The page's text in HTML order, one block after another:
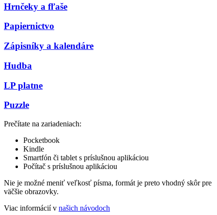
Hrnčeky a fľaše
Papiernictvo
Zápisníky a kalendáre
Hudba
LP platne
Puzzle
Prečítate na zariadeniach:
Pocketbook
Kindle
Smartfón či tablet s príslušnou aplikáciou
Počítač s príslušnou aplikáciou
Nie je možné meniť veľkosť písma, formát je preto vhodný skôr pre
väčšie obrazovky.
Viac informácií v našich návodoch